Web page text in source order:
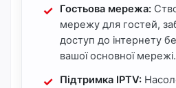
Гостьова мережа:
мережу для гостей,
доступ до інтернету
вашої основної мережі.
Підтримка IPTV: